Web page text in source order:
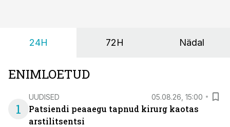
24H 72H Nädal
ENIMLOETUD
1
UUDISED 05.08.26, 15:00
Patsiendi peaaegu tapnud kirurg kaotas
arstilitsentsi